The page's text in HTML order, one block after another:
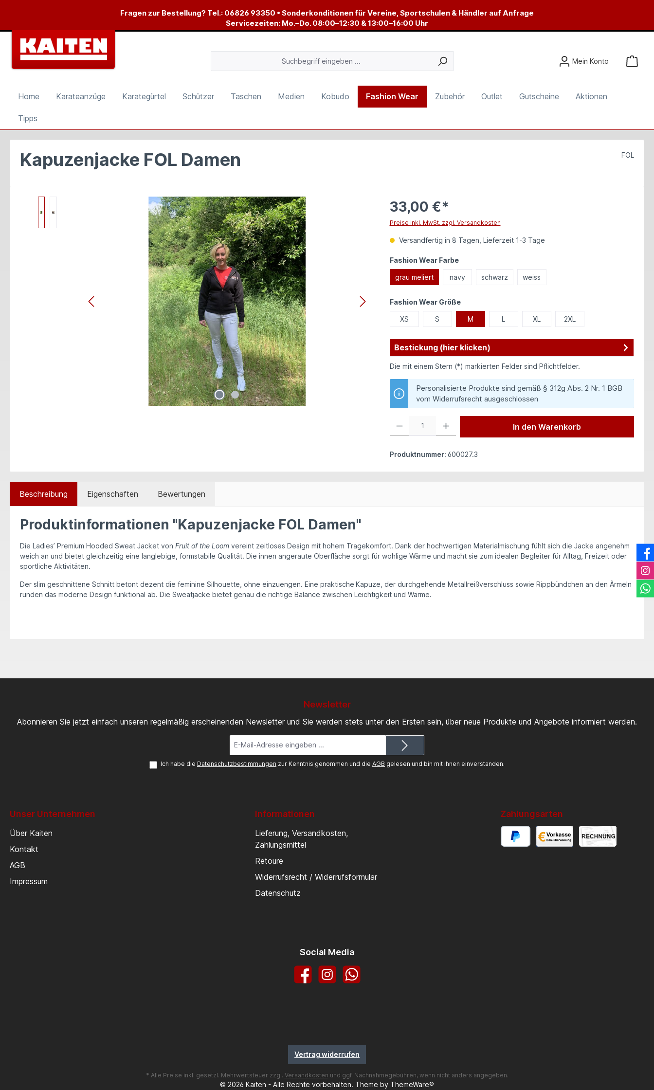
Zur Hauptnavigation springenFragen zur Bestellung? Tel.: 06826 93350 • Sonderkonditionen für Vereine, Sportschulen & Händler auf Anfrage
Servicezeiten: Mo.–Do. 08:00–12:30 & 13:00–16:00 Uhr
Mein Konto
Home Karateanzüge Karategürtel Schützer Taschen Medien Kobudo Fashion Wear Zubehör Outlet Gutscheine Aktionen
Tipps
Kapuzenjacke FOL Damen FOL
33,00 €*
Preise inkl. MwSt. zzgl. Versandkosten
Versandfertig in 8 Tagen, Lieferzeit 1-3 Tage
Fashion Wear Farbeauswählen
grau meliert navy schwarz weiss
Fashion Wear Größeauswählen
XS S M L XL 2XL
Bestickung (hier klicken)
Die mit einem Stern (*) markierten Felder sind Pflichtfelder.
Personalisierte Produkte sind gemäß § 312g Abs. 2 Nr. 1 BGB
vom Widerrufsrecht ausgeschlossen
In den Warenkorb
Produktnummer: 600027.3
Beschreibung Eigenschaften Bewertungen
Produktinformationen "Kapuzenjacke FOL Damen"
Die Ladies’ Premium Hooded Sweat Jacket von Fruit of the Loom vereint zeitloses Design mit hohem Tragekomfort. Dank der hochwertigen Materialmischung fühlt sich die Jacke angenehm
weich an und bietet gleichzeitig eine langlebige, formstabile Qualität. Die innen angeraute Oberfläche sorgt für wohlige Wärme und macht sie zum idealen Begleiter für Alltag, Freizeit oder
sportliche Aktivitäten.
Der slim geschnittene Schnitt betont dezent die feminine Silhouette, ohne einzuengen. Eine praktische Kapuze , der durchgehende Metallreißverschluss sowie Rippbündchen an den Ärmeln
runden das moderne Design funktional ab. Die Sweatjacke bietet genau die richtige Balance zwischen Leichtigkeit und Wärme.
Newsletter
Abonnieren Sie jetzt einfach unseren regelmäßig erscheinenden Newsletter und Sie werden stets unter den Ersten sein, über neue Produkte und Angebote informiert werden.
Mail-
Adresse*
Ich habe die Datenschutzbestimmungen zur Kenntnis genommen und die AGB gelesen und bin mit ihnen einverstanden.
Unser Unternehmen
Über Kaiten
Kontakt
AGB
Impressum
Informationen
Lieferung, Versandkosten,
Zahlungsmittel
Retoure
Widerrufsrecht / Widerrufsformular
Datenschutz
Zahlungsarten
Social Media
FacebookInstagramWhatsApp
Vertrag widerrufen
* Alle Preise inkl. gesetzl. Mehrwertsteuer zzgl. Versandkosten und ggf. Nachnahmegebühren, wenn nicht anders angegeben.
© 2026 Kaiten - Alle Rechte vorbehalten. Theme by ThemeWare®